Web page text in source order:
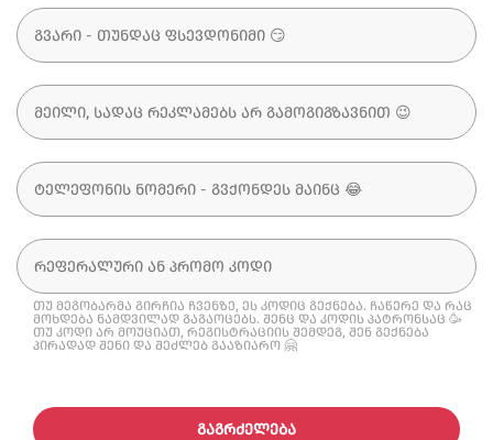
თუ მეგობარმა გირჩია ჩვენზე, ეს კოდიც გექნება. ჩაწერე და რაც
მოხდება ნამდვილად გაგაოცებს. შენც და კოდის პატრონსაც 🥳
თუ კოდი არ მოუციათ, რეგისტრაციის შემდეგ, შენ გექნება
პირადად შენი და შეძლებ გააზიარო 🤗
ᲒᲐᲒᲠᲫᲔᲚᲔᲑᲐ